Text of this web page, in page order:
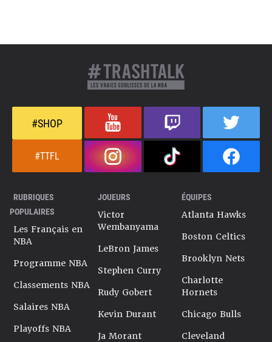
#SHOP
#TTFL
RUBRIQUES
POPULAIRES
Les Français en
NBA
Programme NBA
Classements NBA
Salaires NBA
Playoffs NBA
JOUEURS
Victor
Wembanyama
LeBron James
Stephen Curry
Rudy Gobert
Kevin Durant
Ja Morant
ÉQUIPES
Atlanta Hawks
Boston Celtics
Brooklyn Nets
Charlotte
Hornets
Chicago Bulls
Cleveland